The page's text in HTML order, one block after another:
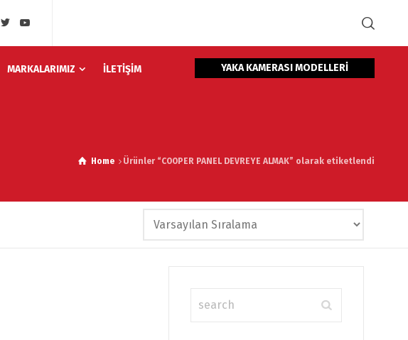
MARKALARIMIZ İLETİŞİM YAKA KAMERASI MODELLERİ
Home Ürünler “COOPER PANEL DEVREYE ALMAK” olarak etiketlendi